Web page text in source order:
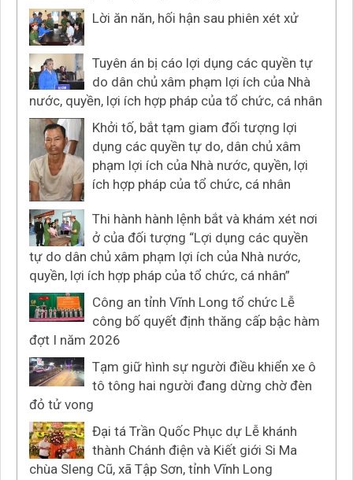
Lời ăn năn, hối hận sau phiên xét xử
Tuyên án bị cáo lợi dụng các quyền tự
do dân chủ xâm phạm lợi ích của Nhà
nước, quyền, lợi ích hợp pháp của tổ chức, cá nhân
Khởi tố, bắt tạm giam đối tượng lợi
dụng các quyền tự do, dân chủ xâm
phạm lợi ích của Nhà nước, quyền, lợi
ích hợp pháp của tổ chức, cá nhân
Thi hành hành lệnh bắt và khám xét nơi
ở của đối tượng “Lợi dụng các quyền
tự do dân chủ xâm phạm lợi ích của Nhà nước,
quyền, lợi ích hợp pháp của tổ chức, cá nhân”
Công an tỉnh Vĩnh Long tổ chức Lễ
công bố quyết định thăng cấp bậc hàm
đợt I năm 2026
Tạm giữ hình sự người điều khiển xe ô
tô tông hai người đang dừng chờ đèn
đỏ tử vong
Đại tá Trần Quốc Phục dự Lễ khánh
thành Chánh điện và Kiết giới Si Ma
chùa Sleng Cũ, xã Tập Sơn, tỉnh Vĩnh Long